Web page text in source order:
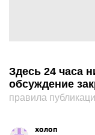
Здесь 24 часа
обсуждение
правила
холоп